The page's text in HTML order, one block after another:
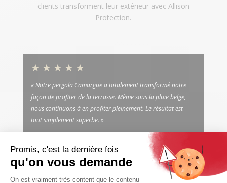
clients transforment leur extérieur avec Allison
Protection.
★★★★★
« Notre pergola Camargue a totalement transformé notre
façon de profiter de la terrasse. Même sous la pluie belge,
nous continuons à en profiter pleinement. Le résultat est
tout simplement superbe. »
Pergola Camargue Renson · Juprelle